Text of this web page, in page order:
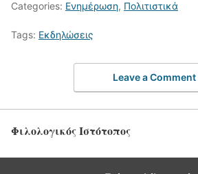
Categories: Ενημέρωση, Πολιτιστικά
Tags: Εκδηλώσεις
Leave a Comment
Φιλολογικός Ιστότοπος